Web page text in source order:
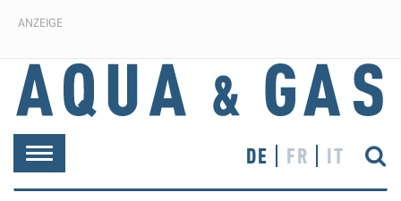
ANZEIGE
Toggle
navigation
DE FR IT